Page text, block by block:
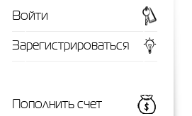
Войти
Зарегистрироваться
Пополнить счет